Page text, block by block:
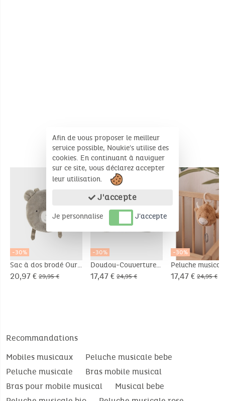
PRODUITS COMPLÉMENTAIRES
-30%
Sac à dos brodé Ours
- Orso
20,97 € 29,95 €
-30%
Doudou-Couverture
Nomade 50x50cm -
17,47 € 24,95 €
-30%
Peluche
Fluffy en
17,47 € 24,95 €
Recommandations
Mobiles musicaux
Peluche musicale bebe
Peluche musicale
Bras mobile musical
Bras pour mobile musical
Musical bebe
Afin de vous proposer le meilleur
service possible, Noukie's utilise des
cookies. En continuant à naviguer
sur ce site, vous déclarez accepter
leur utilisation.
J'accepte
Je personnalise J'accepte